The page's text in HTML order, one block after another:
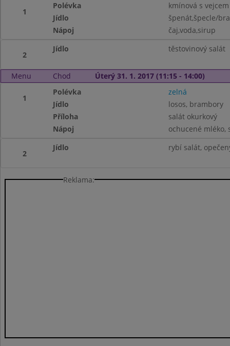
1
Polévka
kmínová s vejcem
Jídlo
špenát,špecle/
Nápoj
čaj,voda,sirup
2
Jídlo těstovinový salát
Menu Chod Úterý 31. 1. 2017 (11:15 - 14:00)
1
Polévka
zelná
Jídlo
losos, brambory
Příloha
salát okurkový
Nápoj
ochucené mléko,
2
Jídlo rybí salát,
Reklama: